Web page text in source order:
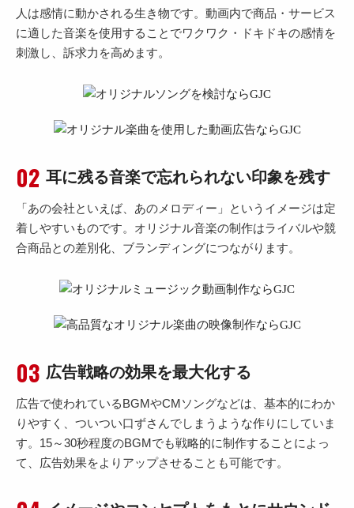
人は感情に動かされる生き物です。動画内で商品・サービス
に適した音楽を使用することでワクワク・ドキドキの感情を
刺激し、訴求力を高めます。
耳に残る音楽で忘れられない印象を残す
「あの会社といえば、あのメロディー」というイメージは定
着しやすいものです。オリジナル音楽の制作はライバルや競
合商品との差別化、ブランディングにつながります。
広告戦略の効果を最大化する
広告で使われているBGMやCMソングなどは、基本的にわか
りやすく、ついつい口ずさんでしまうような作りにしていま
す。15～30秒程度のBGMでも戦略的に制作することによっ
て、広告効果をよりアップさせることも可能です。